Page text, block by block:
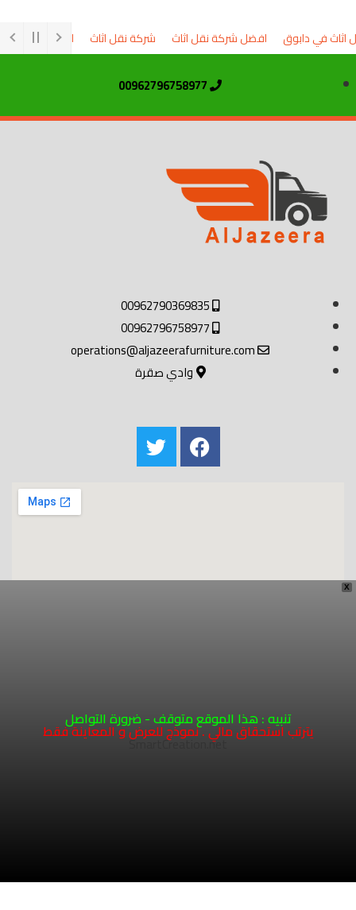
في دابوق افضل شركة نقل اثاث شركة نقل اثاث السوق المفتوح
00962796758977
00962790369835
00962796758977
operations@aljazeerafurniture.com
وادي صقرة
X
تنبيه : هذا الموقع متوقف - ضرورة التواصل
يترتب استحقاق مالي . نموذج للعرض و المعاينة فقط
SmartCreation.net